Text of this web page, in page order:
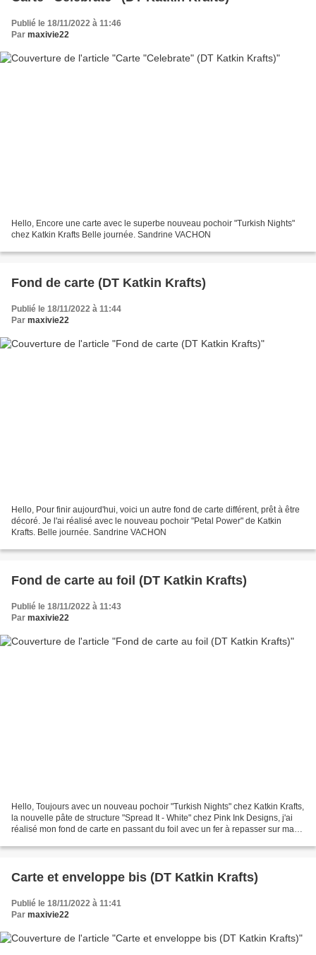
Publié le 18/11/2022 à 11:46
Par maxivie22
Hello, Encore une carte avec le superbe nouveau pochoir "Turkish Nights"
chez Katkin Krafts Belle journée. Sandrine VACHON
Fond de carte (DT Katkin Krafts)
Publié le 18/11/2022 à 11:44
Par maxivie22
Hello, Pour finir aujourd'hui, voici un autre fond de carte différent, prêt à être
décoré. Je l'ai réalisé avec le nouveau pochoir "Petal Power" de Katkin
Krafts. Belle journée. Sandrine VACHON
Fond de carte au foil (DT Katkin Krafts)
Publié le 18/11/2022 à 11:43
Par maxivie22
Hello, Toujours avec un nouveau pochoir "Turkish Nights" chez Katkin Krafts,
la nouvelle pâte de structure "Spread It - White" chez Pink Ink Designs, j'ai
réalisé mon fond de carte en passant du foil avec un fer à repasser sur ma
Carte et enveloppe bis (DT Katkin Krafts)
Publié le 18/11/2022 à 11:41
Par maxivie22